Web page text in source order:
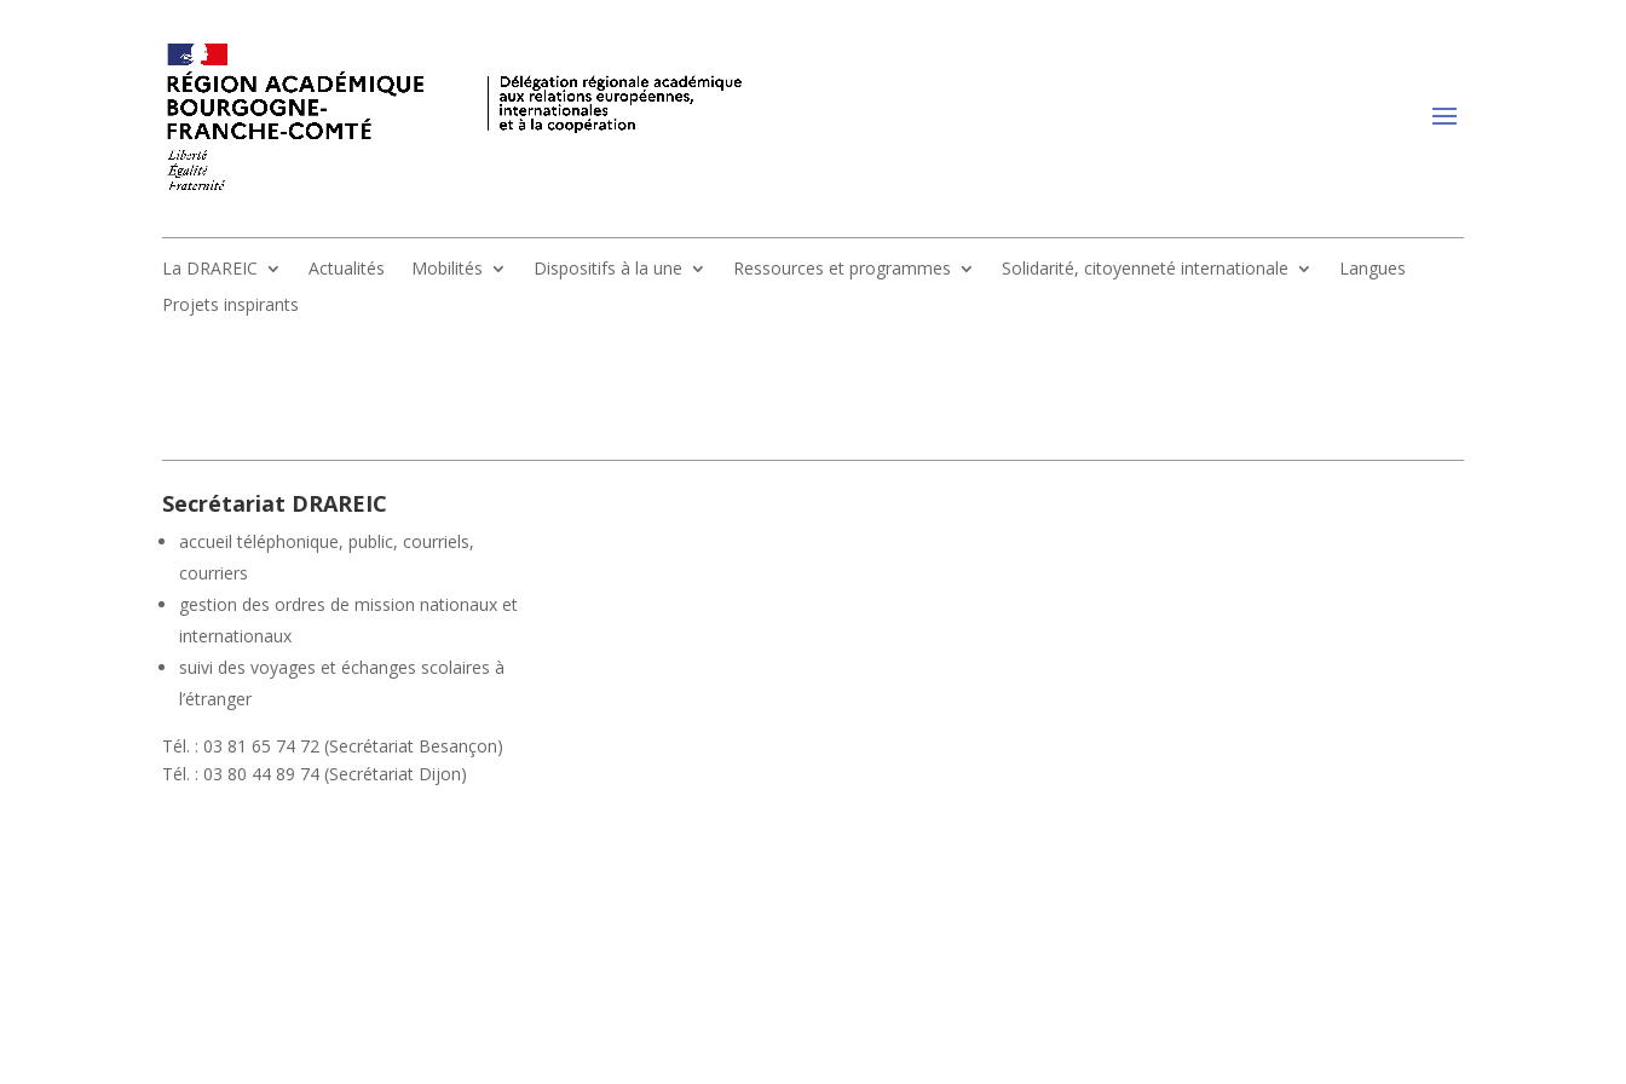
La DRAREIC Actualités Mobilités Dispositifs à la une Ressources et programmes Solidarité, citoyenneté internationale
Langues
Projets inspirants
Secrétariat DRAREIC
accueil téléphonique, public, courriels,
courriers
gestion des ordres de mission nationaux et
internationaux
suivi des voyages et échanges scolaires à
l’étranger
Tél. : 03 81 65 74 72 (Secrétariat Besançon)
Tél. : 03 80 44 89 74 (Secrétariat Dijon)